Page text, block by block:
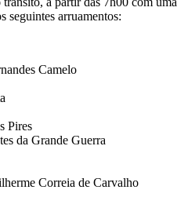
seguintes arruamentos:
Camelo
Pires
da Grande Guerra
Correia de Carvalho